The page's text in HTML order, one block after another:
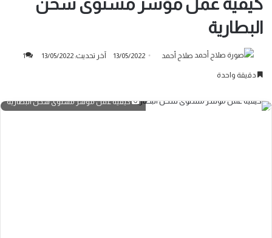
كيفية عمل مؤشر مستوى شحن
البطارية
صلاح أحمد 13/05/2022 آخر تحديث: 13/05/2022 1
دقيقة واحدة
كيفية عمل مؤشر مستوى شحن البطارية